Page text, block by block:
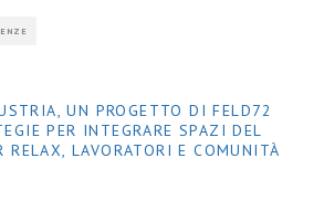
UN PROGETTO DI FELD72
PER INTEGRARE SPAZI DEL
RELAX, LAVORATORI E COMUNITÀ